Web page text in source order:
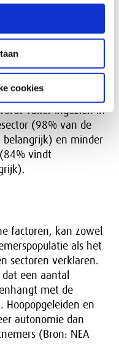
cookies
is daar ook tevreden
in financiële
of het onderwijs het
90% geeft in die
te zijn. De
te zijn. Het
vaker ingezien in
(98% van de
en minder
vindt
factoren, kan zowel
als het
sectoren verklaren.
een aantal
met de
en
autonomie dan
(Bron: NEA